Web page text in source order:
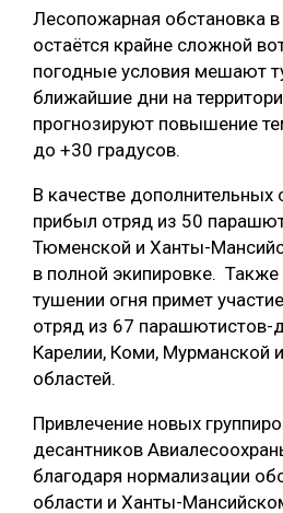
БИОЭНЕРГЕТИКА
ЛЕСОВОССТАНОВЛЕНИЕ И ЗАЩИТА
ЛОГИСТИКА
ПРОИЗВОДСТВО ДРЕВЕСНЫХ ПЛИТ
КОМПЛЕКСНАЯ ПЕРЕРАБОТКА
ЛЕСОПИЛЕНИЕ
ДЕРЕВЯННОЕ ДОМОСТРОЕНИЕ
БЕЗОПАСНОЕ ПРОИЗВОДСТВО
СУШКА ДРЕВЕСИНЫ
МЕБЕЛЬНОЕ ПРОИЗВОДСТВО
ПОДБОРКИ СТАТЕЙ
Лесопожарная обстановка в
остаётся крайне сложной
погодные условия мешают
ближайшие дни на
прогнозируют повышение
до +30 градусов.
В качестве дополнительных
прибыл отряд из 50
Тюменской и Ханты-
в полной экипировке.
тушении огня примет
отряд из 67 парашютистов-
Карелии, Коми, Мурманской
областей.
Привлечение новых
десантников
благодаря нормализации
области и Ханты-